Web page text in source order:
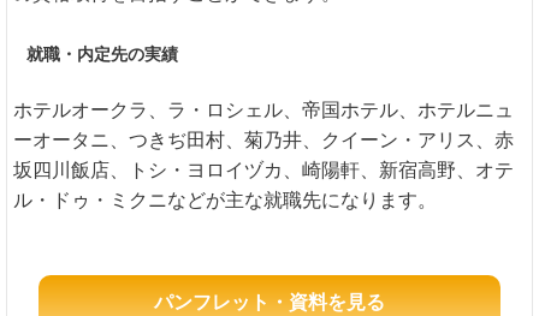
就職・内定先の実績
ホテルオークラ、ラ・ロシェル、帝国ホテル、ホテルニュ
ーオータニ、つきぢ田村、菊乃井、クイーン・アリス、赤
坂四川飯店、トシ・ヨロイヅカ、崎陽軒、新宿高野、オテ
ル・ドゥ・ミクニなどが主な就職先になります。
パンフレット・資料を見る